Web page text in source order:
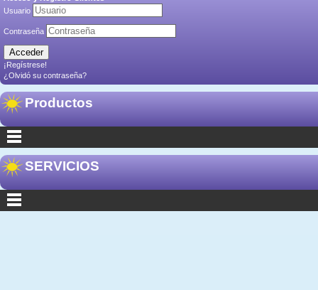
Usuario
Contraseña
¡Regístrese!
¿Olvidó su contraseña?
Productos
SERVICIOS